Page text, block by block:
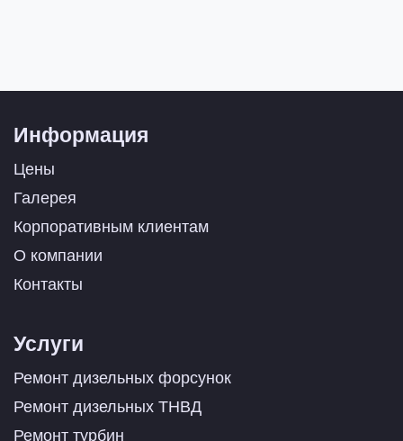
Информация
Цены
Галерея
Корпоративным клиентам
О компании
Контакты
Услуги
Ремонт дизельных форсунок
Ремонт дизельных ТНВД
Ремонт турбин